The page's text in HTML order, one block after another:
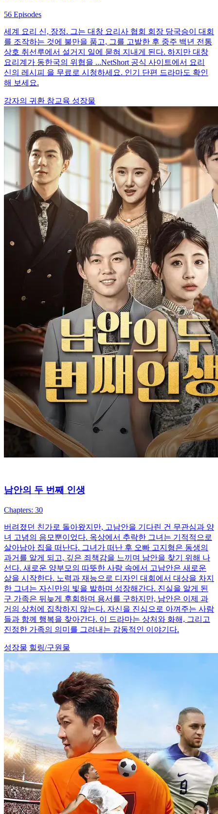
56 Episodes
세계 요리 신, 장정. 그는 대창 요리사 협회 회장 당국승이 대회
를 조작하는 것에 불만을 품고, 그를 고발한 후 중주 백년 전통
상호 취선루에서 설거지 일에 묻혀 지내게 된다. 하지만 대창
요리계가 동한국의 위협을 ...NetShort 공식 사이트에서 요리
신의 레시피 을 무료로 시청하세요. 인기 단편 드라마도 확인
해 보세요.
강자의 귀환 참교육 성장물
남안의 두 번째 인생
Chapters: 30
버려졌던 친가로 돌아왔지만, 고남안을 기다린 건 무관심과 양
녀 고념의 음모뿐이었다. 옥상에서 추락한 그녀는 기적적으로
살아남아 집을 떠난다. 그녀가 떠난 후 오빠 고지형은 동생의
과거를 알게 되고, 깊은 죄책감을 느끼며 남안을 찾기 위해 나
선다. 새로운 양부모의 따뜻한 사랑 속에서 고남안은 새로운
삶을 시작한다. 노력과 재능으로 디자인 대회에서 대상을 차지
한 그녀는 자신만의 빛을 발하며 성장해간다. 진실을 알게 된
구 가족은 뒤늦게 후회하며 용서를 구하지만, 남안은 이제 과
거의 상처에 집착하지 않는다. 자신을 진심으로 아껴주는 사람
들과 함께 행복을 찾아간다. 이 드라마는 상처와 화해, 그리고
진정한 가족의 의미를 그려내는 감동적인 이야기다.
성장물 힐링/구원물